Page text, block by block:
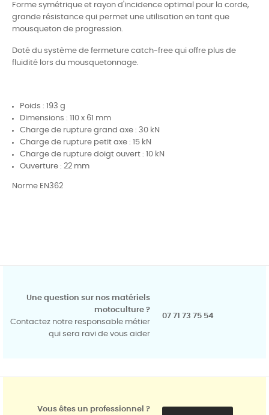
Forme symétrique et rayon d'incidence optimal pour la corde,
grande résistance qui permet une utilisation en tant que
mousqueton de progression.
Doté du système de fermeture catch-free qui offre plus de
fluidité lors du mousquetonnage.
Poids : 193 g
Dimensions : 110 x 61 mm
Charge de rupture grand axe : 30 kN
Charge de rupture petit axe : 15 kN
Charge de rupture doigt ouvert : 10 kN
Ouverture : 22 mm
Norme EN362
Une question sur nos matériels
motoculture ?
Contactez notre responsable métier
qui sera ravi de vous aider
07 71 73 75 54
Vous êtes un professionnel ?